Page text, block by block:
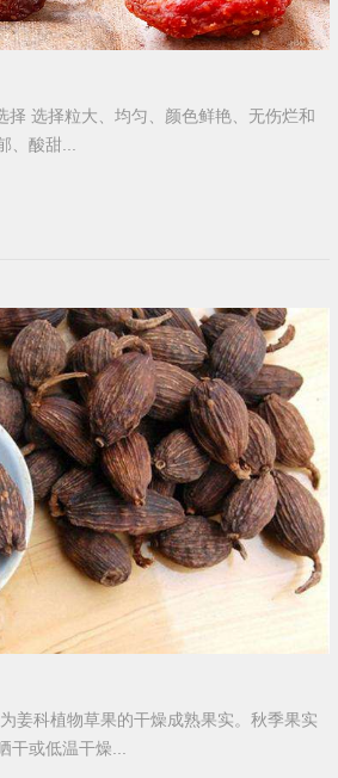
择 选择粒大、均匀、颜色鲜艳、无伤烂和
、酸甜...
姜科植物草果的干燥成熟果实。秋季果实
干或低温干燥...